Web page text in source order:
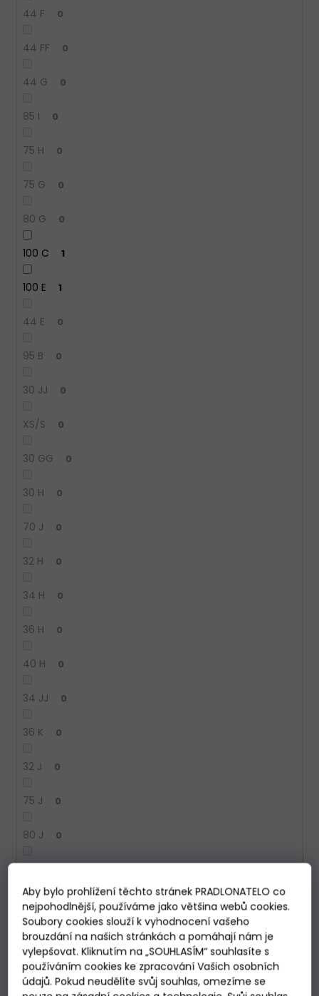
Aby bylo prohlížení těchto stránek PRADLONATELO co
nejpohodlnější, používáme jako většina webů cookies.
Soubory cookies slouží k vyhodnocení vašeho
brouzdání na našich stránkách a pomáhají nám je
vylepšovat. Kliknutím na „SOUHLASÍM“ souhlasíte s
používáním cookies ke zpracování Vašich osobních
údajů. Pokud neudělíte svůj souhlas, omezíme se
44 F 0
44 FF 0
44 G 0
85 I 0
75 H 0
75 G 0
80 G 0
100 C 1
100 E 1
44 E 0
95 B 0
30 JJ 0
XS/S 0
30 GG 0
30 H 0
70 J 0
32 H 0
34 H 0
36 H 0
40 H 0
34 JJ 0
36 K 0
32 J 0
75 J 0
80 J 0
38 H 0
90 J 0
105 C 1